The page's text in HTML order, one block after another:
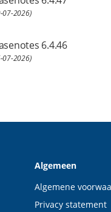
07-2026)
6.4.46
07-2026)
Algemeen
Algemene
Privacy statement